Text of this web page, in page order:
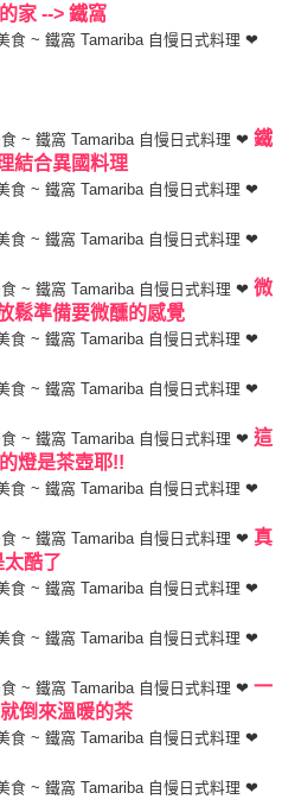
家 --> 鐵窩
鐵
結合異國料理
微
鬆準備要微醺的感覺
這
燈是茶壺耶!!
真
太酷了
一
倒來溫暖的茶